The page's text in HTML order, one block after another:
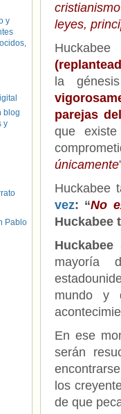
leyes,
la
parejas
que
únicamente
Huckabee
vez: “No
Huckabee
mayoría
mundo y
En ese
serán
los
de que
y
blog
y
Pablo